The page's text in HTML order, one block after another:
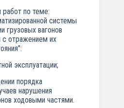
работ по теме:
системы
грузовых вагонов
отражением их
эксплуатации;
порядка
нарушения
ходовыми частями.